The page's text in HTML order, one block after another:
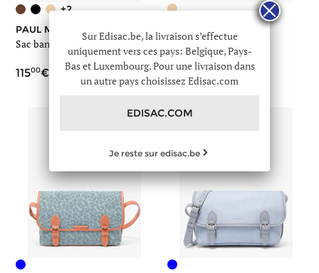
+2
PAUL MARIUS
Sac bandoulière loulou cuir
11500
PAUL MARIUS
Sac bandoulière loulou
escapade
11500
Sur Edisac.be, la livraison s’effectue
uniquement vers ces pays: Belgique, Pays-
Bas et Luxembourg. Pour une livraison dans
un autre pays choisissez Edisac.com
EDISAC.COM
Je reste sur edisac.be